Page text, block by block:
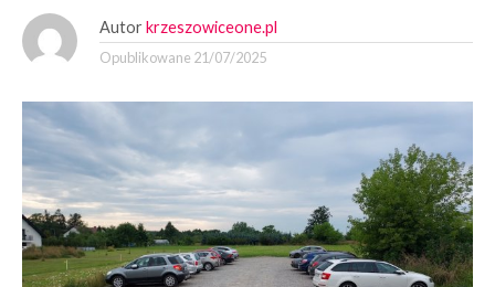
Autor krzeszowiceone.pl
Opublikowane 21/07/2025